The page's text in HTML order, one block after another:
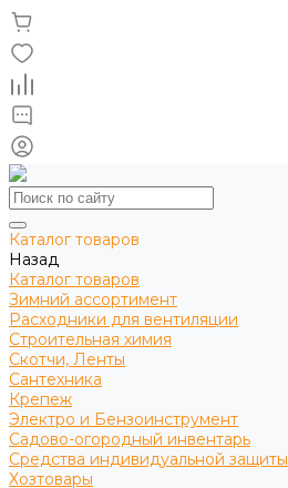
Каталог товаров
Назад
Каталог товаров
Зимний ассортимент
Расходники для вентиляции
Строительная химия
Скотчи, Ленты
Сантехника
Крепеж
Электро и Бензоинструмент
Садово-огородный инвентарь
Средства индивидуальной защиты
Хозтовары